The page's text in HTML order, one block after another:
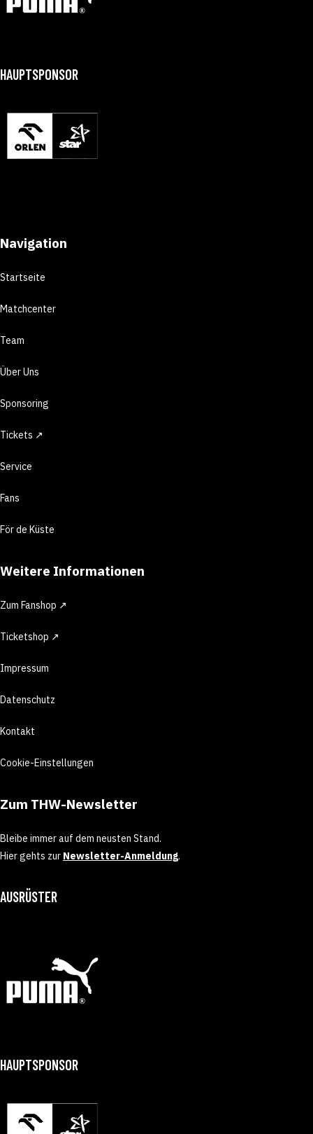
HAUPTSPONSOR
Navigation
Startseite
Matchcenter
Team
Über Uns
Sponsoring
Tickets ↗
Service
Fans
För de Küste
Weitere Informationen
Zum Fanshop ↗
Ticketshop ↗
Impressum
Datenschutz
Kontakt
Cookie-Einstellungen
Zum THW-Newsletter
Bleibe immer auf dem neusten Stand.
Hier gehts zur Newsletter-Anmeldung.
AUSRÜSTER
HAUPTSPONSOR